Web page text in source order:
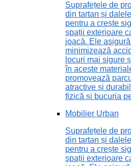
Suprafețele de
din tartan și
pentru a crește
spații exterioare
joacă. Ele
minimizează
locuri mai sigure
în aceste
promovează
atractive și
fizică și bucuria
Mobilier Urban
Suprafețele de
din tartan și
pentru a crește
spații exterioare